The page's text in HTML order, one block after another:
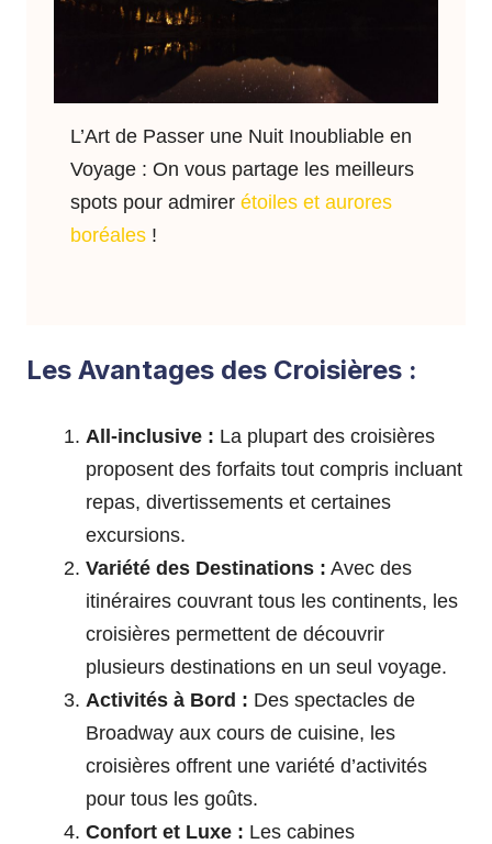
L’Art de Passer une Nuit Inoubliable en
Voyage : On vous partage les meilleurs
spots pour admirer étoiles et aurores
boréales !
Les Avantages des Croisières :
All-inclusive : La plupart des croisières
proposent des forfaits tout compris incluant
repas, divertissements et certaines
excursions.
Variété des Destinations : Avec des
itinéraires couvrant tous les continents, les
croisières permettent de découvrir
plusieurs destinations en un seul voyage.
Activités à Bord : Des spectacles de
Broadway aux cours de cuisine, les
croisières offrent une variété d’activités
pour tous les goûts.
Confort et Luxe : Les cabines